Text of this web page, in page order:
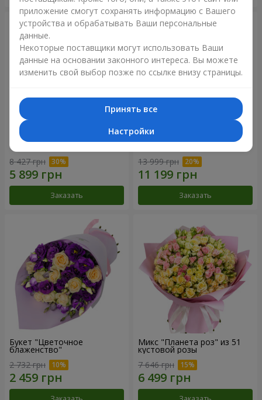
Букет "Сила Любви!"
8 427 грн
Заказать
Романтический букет
13 999 грн
Заказать
Букет "Цветочное
блаженство"
2 732 грн
Микс "Планета роз" из 51
кустовой розы
7 646 грн
приложение смогут сохранять информацию с Вашего
устройства и обрабатывать Ваши персональные
данные.
Некоторые поставщики могут использовать Ваши
данные на основании законного интереса. Вы можете
изменить свой выбор позже по ссылке внизу страницы.
Принять все
Настройки